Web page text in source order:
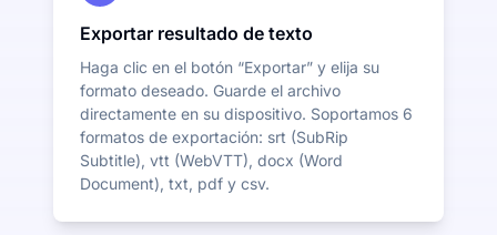
Exportar resultado de texto
Haga clic en el botón “Exportar” y elija su
formato deseado. Guarde el archivo
directamente en su dispositivo. Soportamos 6
formatos de exportación: srt (SubRip
Subtitle), vtt (WebVTT), docx (Word
Document), txt, pdf y csv.